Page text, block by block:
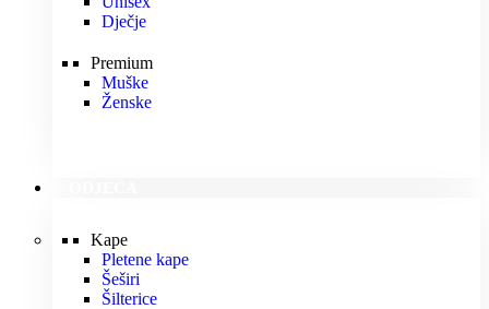
Dječje
Premium
Muške
Ženske
Kape
Pletene kape
Šeširi
Šilterice